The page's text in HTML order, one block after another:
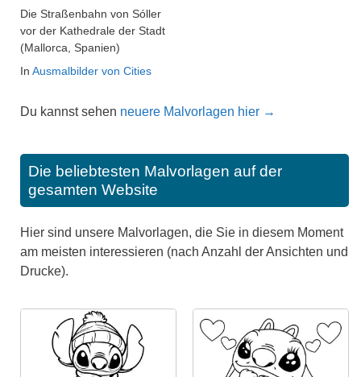
Die Straßenbahn von Sóller
vor der Kathedrale der Stadt
(Mallorca, Spanien)
In Ausmalbilder von Cities
Du kannst sehen neuere Malvorlagen hier →
Die beliebtesten Malvorlagen auf der
gesamten Website
Hier sind unsere Malvorlagen, die Sie in diesem Moment
am meisten interessieren (nach Anzahl der Ansichten und
Drucke).